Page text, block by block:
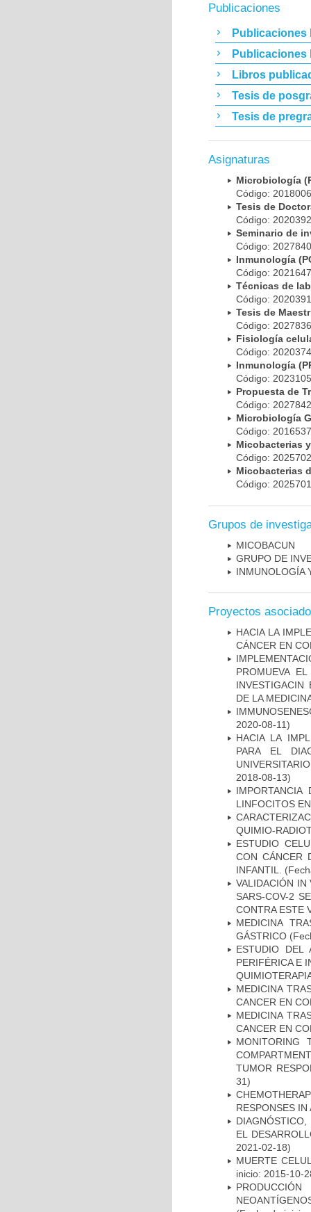
Publicaciones
Publicaciones
Publicaciones
Libros
Tesis de
Tesis de
Asignaturas
Microbiología
Código:
Tesis de
Código:
Seminario de
Código:
Inmunología
Código:
Técnicas de
Código:
Tesis de
Código:
Fisiología
Código:
Inmunología
Código:
Propuesta de
Código:
Microbiología
Código:
Micobacterias
Código:
Micobacterias
Código:
Grupos de
MICOBAC­UN
GRUPO DE
INMUNOLOGÍA
Proyectos
HACIA LA
CÁNCER EN
PROMUEVA
INVESTIGACIN
DE LA
2020-08-11)
HACIA LA
PARA EL
2018-08-13)
LINFOCITOS
QUIMIO-
ESTUDIO
CON CÁNCER
INFANTIL.
VALIDACIÓN IN
SARS-COV-2
CONTRA ESTE
MEDICINA
GÁSTRICO
ESTUDIO DEL
PERIFÉRICA E
MEDICINA
CANCER EN
MEDICINA
CANCER EN
MONITORING
TUMOR
31)
RESPONSES IN
EL
2021-02-18)
MUERTE
inicio: 2015-10-